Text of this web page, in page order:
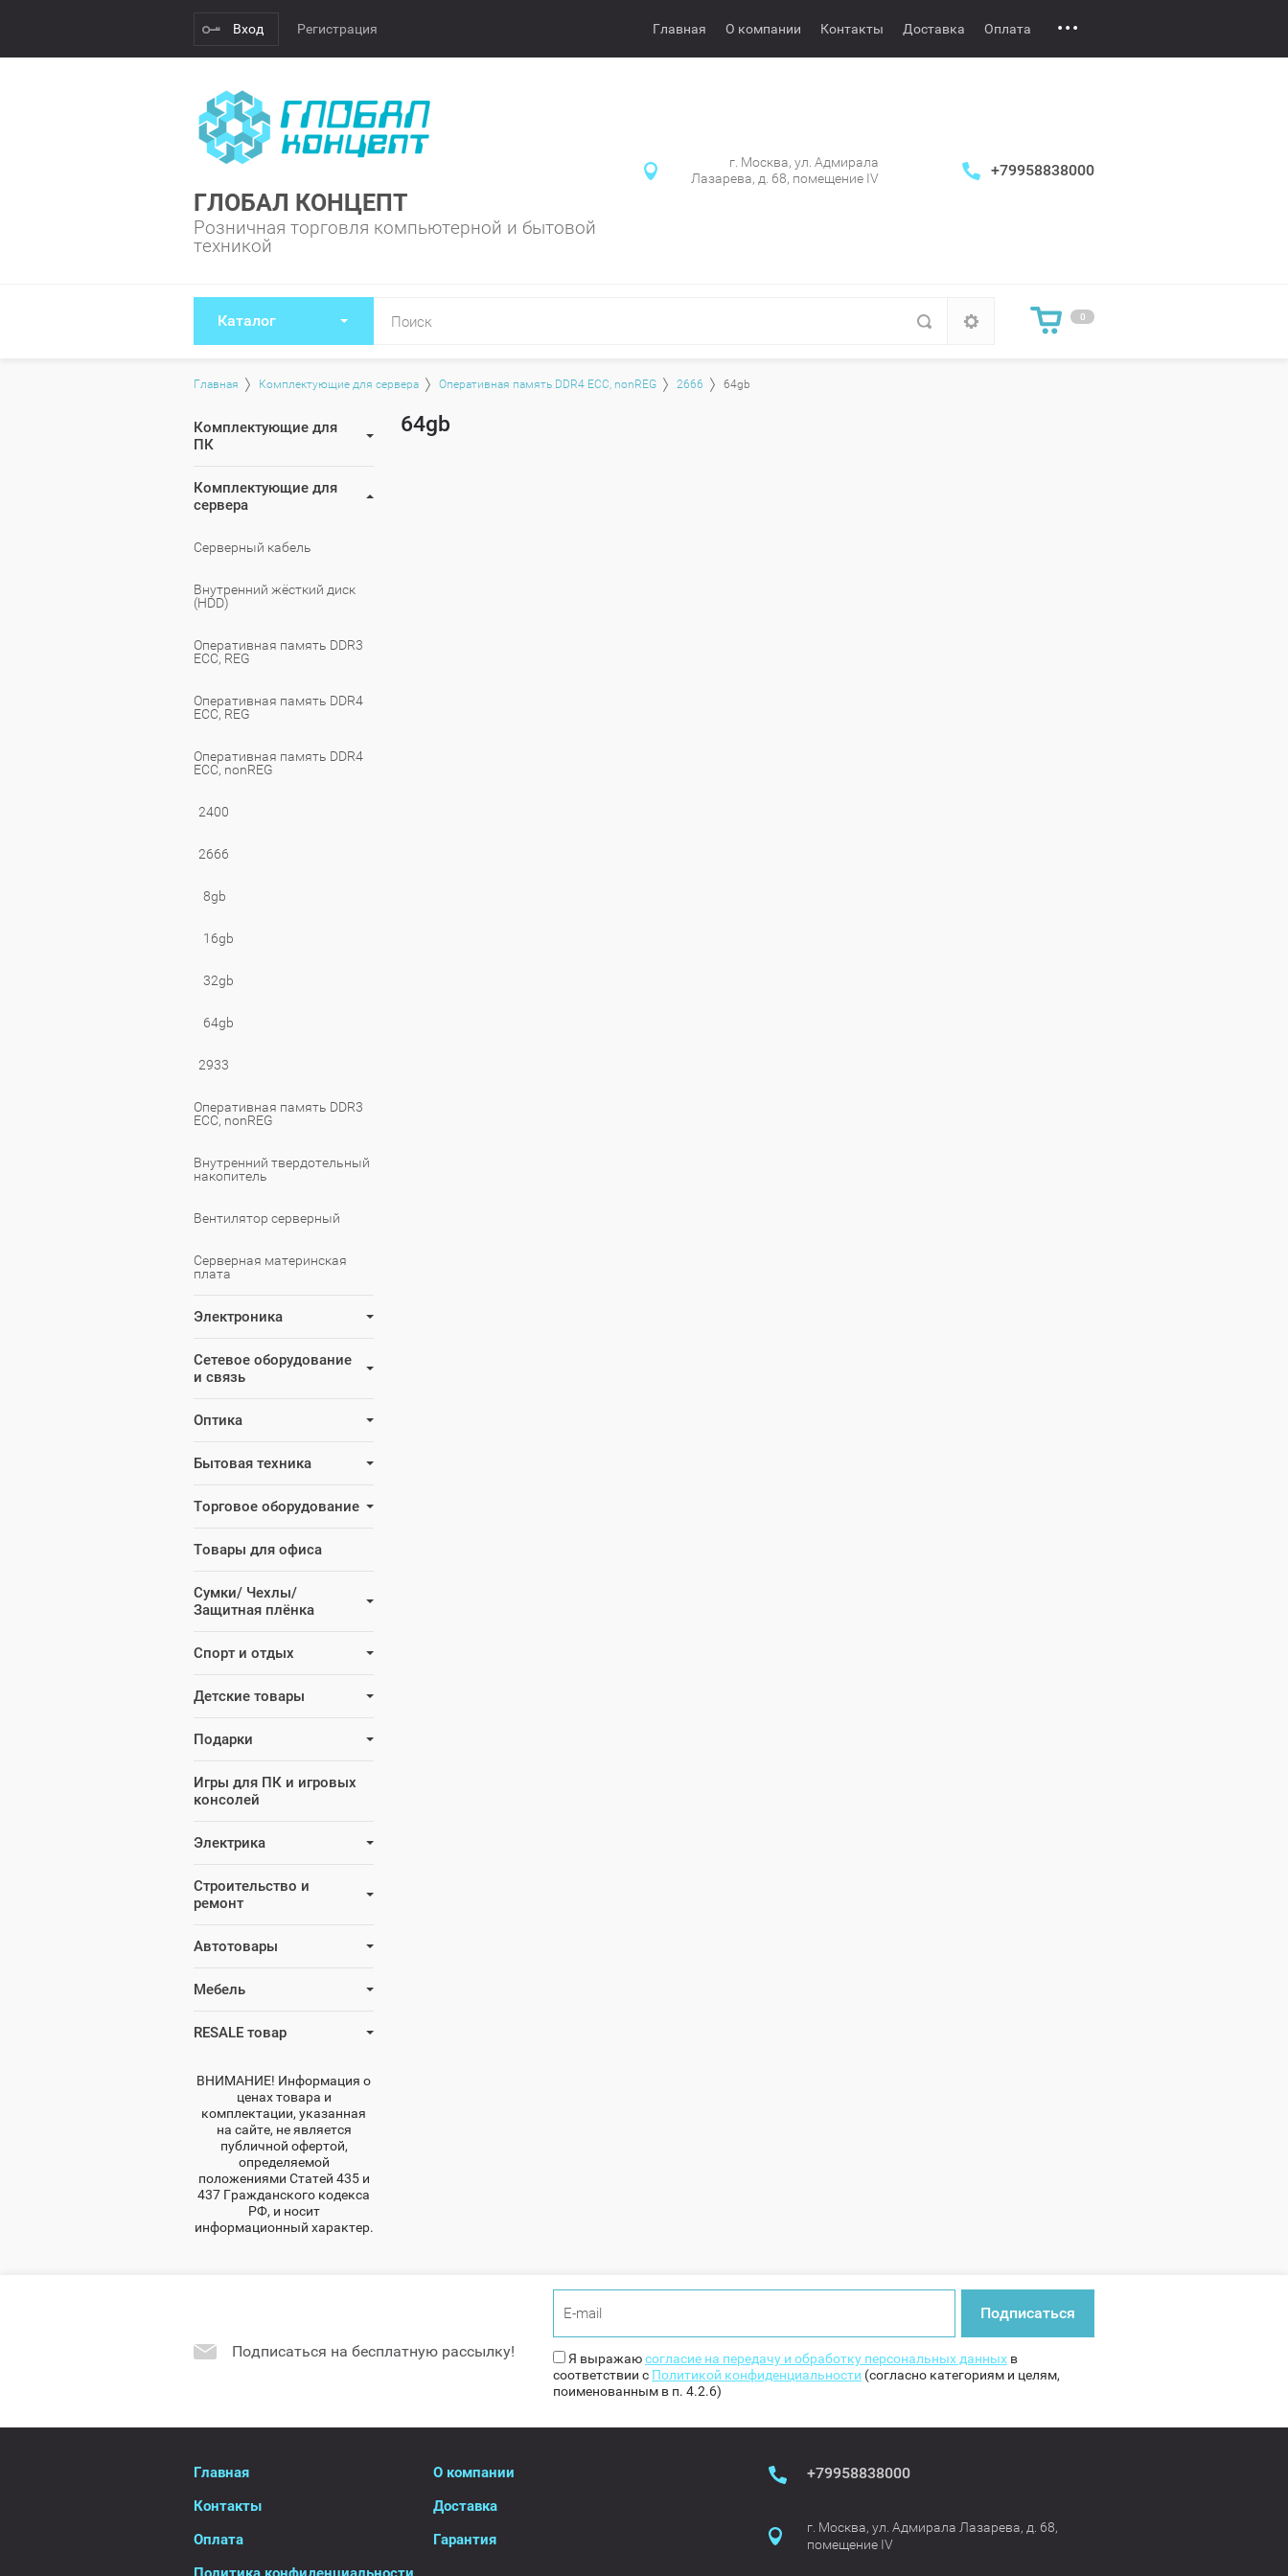
Вход Регистрация Главная О компании Контакты Доставка Оплата
ГЛОБАЛ КОНЦЕПТ
Розничная торговля компьютерной и бытовой
техникой
г. Москва, ул. Адмирала
Лазарева, д. 68, помещение IV
+79958838000
Каталог 0
Главная Комплектующие для сервера Оперативная память DDR4 ECC, nonREG 2666 64gb
Комплектующие для
ПК
Комплектующие для
сервера
Серверный кабель
Внутренний жёсткий диск
(HDD)
Оперативная память DDR3
ECC, REG
Оперативная память DDR4
ECC, REG
Оперативная память DDR4
ECC, nonREG
2400
2666
8gb
16gb
32gb
64gb
2933
Оперативная память DDR3
ECC, nonREG
Внутренний твердотельный
накопитель
Вентилятор серверный
Серверная материнская
плата
Электроника
Сетевое оборудование
и связь
Оптика
Бытовая техника
Торговое оборудование
Товары для офиса
Сумки/ Чехлы/
Защитная плёнка
Спорт и отдых
Детские товары
Подарки
Игры для ПК и игровых
консолей
Электрика
Строительство и
ремонт
Автотовары
Мебель
RESALE товар
ВНИМАНИЕ! Информация о
ценах товара и
комплектации, указанная
на сайте, не является
публичной офертой,
определяемой
положениями Статей 435 и
437 Гражданского кодекса
РФ, и носит
информационный характер.
64gb
Подписаться на бесплатную рассылку! Я выражаюсогласие на передачу и обработку персональных данных в
соответствии с Политикой конфиденциальности (согласно категориям и целям,
поименованным в п. 4.2.6)
Подписаться
Главная
О компании
Контакты
Доставка
Оплата
Гарантия
+79958838000
г. Москва, ул. Адмирала Лазарева, д. 68,
помещение IV